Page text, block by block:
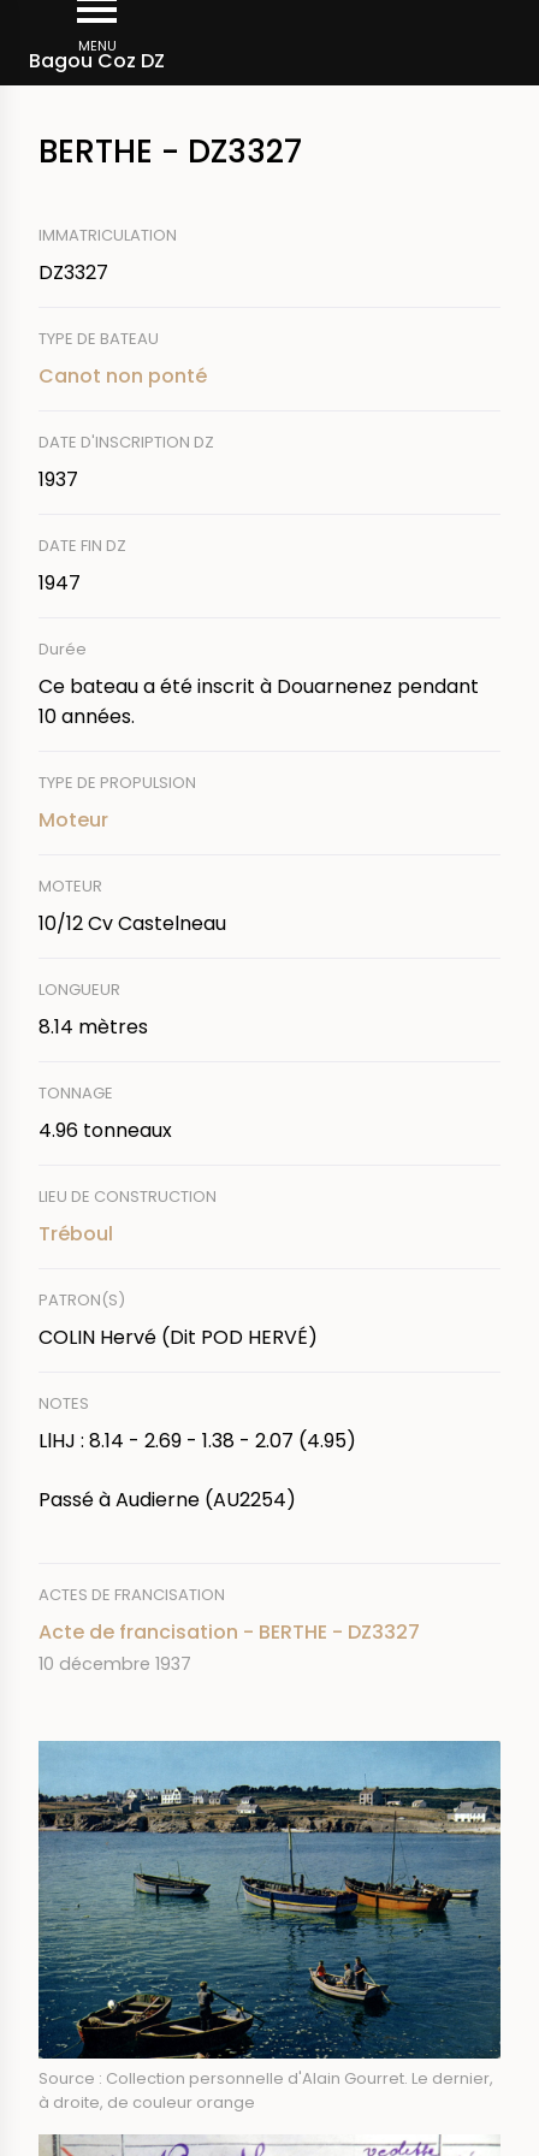
contenu
MENU
Bagou Coz DZ
d'Ariane
Rechercher un bateau
BERTHE - DZ3327
IMMATRICULATION
DZ3327
TYPE DE BATEAU
Canot non ponté
DATE D'INSCRIPTION DZ
1937
DATE FIN DZ
1947
Durée
Ce bateau a été inscrit à Douarnenez pendant
10 années.
TYPE DE PROPULSION
Moteur
MOTEUR
10/12 Cv Castelneau
LONGUEUR
8.14 mètres
TONNAGE
4.96 tonneaux
LIEU DE CONSTRUCTION
Tréboul
PATRON(S)
COLIN Hervé (Dit POD HERVÉ)
NOTES
LlHJ : 8.14 - 2.69 - 1.38 - 2.07 (4.95)
Passé à Audierne (AU2254)
ACTES DE FRANCISATION
Acte de francisation - BERTHE - DZ3327
DATE
10 décembre 1937
Source : Collection personnelle d'Alain Gourret. Le dernier,
à droite, de couleur orange